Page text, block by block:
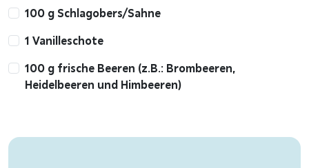
100 g Schlagobers/Sahne
1 Vanilleschote
100 g frische Beeren (z.B.: Brombeeren,
Heidelbeeren und Himbeeren)